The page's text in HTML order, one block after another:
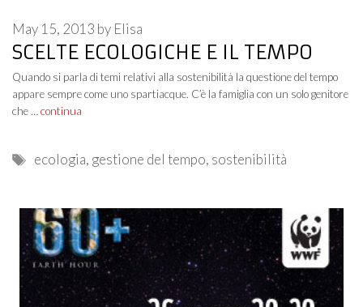
SCELTE ECOLOGICHE E IL TEMPO
May 15, 2013 by Elisa
Quando si parla di temi relativi alla sostenibilità la questione del tempo
appare sempre come uno spartiacque. C’è la famiglia con un solo genitore
che …continua
Tags
ecologia, gestione del tempo, sostenibilità